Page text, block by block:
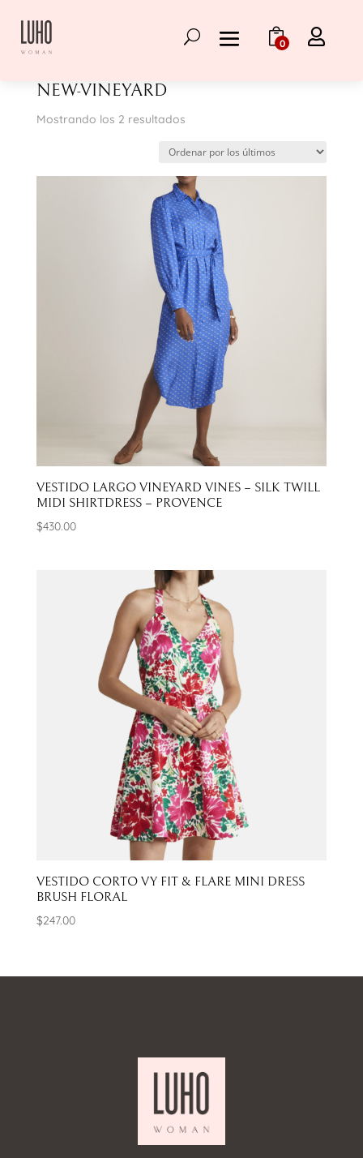
0 
Inicio
NEW-VINEYARD
Mostrando los 2 resultadosOrdenado
los
últimos
VESTIDO LARGO VINEYARD VINES – SILK TWILL
MIDI SHIRTDRESS – PROVENCE
$430.00
VESTIDO CORTO VY FIT & FLARE MINI DRESS
BRUSH FLORAL
$247.00